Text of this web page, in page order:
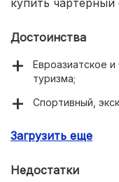
купить чартерный
Достоинства
Евроазиатское
туризма;
Спортивный,
услуг;
Загрузить еще
Недостатки